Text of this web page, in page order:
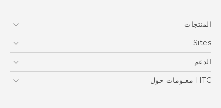
المنتجات
5G
EXODUS
Sites
HTC Dev
الدعم
الدعم
HTC معلومات حول